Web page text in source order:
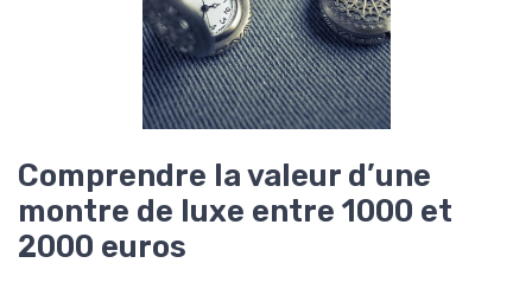
Comprendre la valeur d’une
montre de luxe entre 1000 et
2000 euros